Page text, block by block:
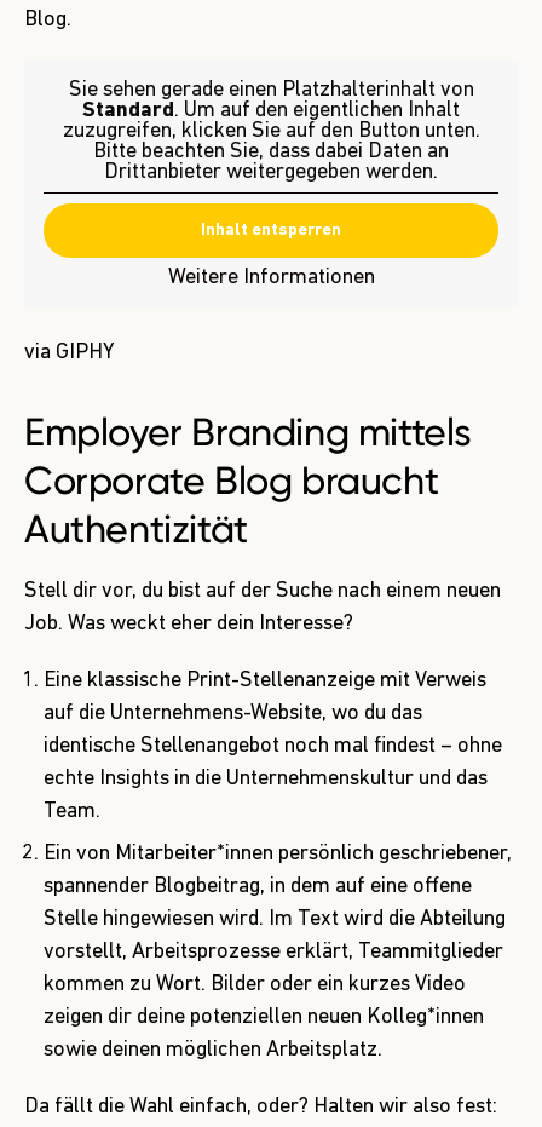
Blog.
Sie sehen gerade einen Platzhalterinhalt von
Standard . Um auf den eigentlichen Inhalt
zuzugreifen, klicken Sie auf den Button unten.
Bitte beachten Sie, dass dabei Daten an
Drittanbieter weitergegeben werden.
Inhalt entsperren
Weitere Informationen
via GIPHY
Employer Branding mittels
Corporate Blog braucht
Authentizität
Stell dir vor, du bist auf der Suche nach einem neuen
Job. Was weckt eher dein Interesse?
Eine klassische Print-Stellenanzeige mit Verweis
auf die Unternehmens-Website, wo du das
identische Stellenangebot noch mal findest – ohne
echte Insights in die Unternehmenskultur und das
Team.
Ein von Mitarbeiter*innen persönlich geschriebener,
spannender Blogbeitrag, in dem auf eine offene
Stelle hingewiesen wird. Im Text wird die Abteilung
vorstellt, Arbeitsprozesse erklärt, Teammitglieder
kommen zu Wort. Bilder oder ein kurzes Video
zeigen dir deine potenziellen neuen Kolleg*innen
sowie deinen möglichen Arbeitsplatz.
Da fällt die Wahl einfach, oder? Halten wir also fest: